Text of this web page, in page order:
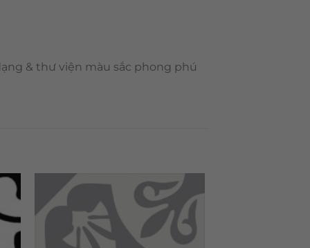
& thư viện màu sắc phong phú